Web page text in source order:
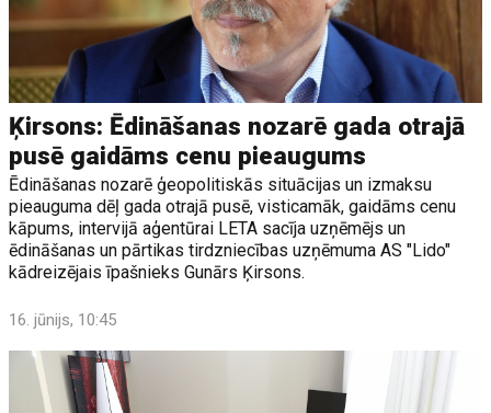
Ķirsons: Ēdināšanas nozarē gada otrajā
pusē gaidāms cenu pieaugums
Ēdināšanas nozarē ģeopolitiskās situācijas un izmaksu
pieauguma dēļ gada otrajā pusē, visticamāk, gaidāms cenu
kāpums, intervijā aģentūrai LETA sacīja uzņēmējs un
ēdināšanas un pārtikas tirdzniecības uzņēmuma AS "Lido"
kādreizējais īpašnieks Gunārs Ķirsons.
16. jūnijs, 10:45